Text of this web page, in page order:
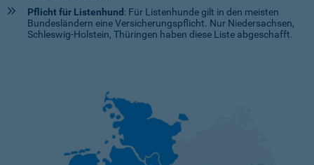
Pflicht für Listenhund : Für Listenhunde gilt in den meisten
Bundesländern eine Versicherungspflicht. Nur Niedersachsen,
Schleswig-Holstein, Thüringen haben diese Liste abgeschafft.